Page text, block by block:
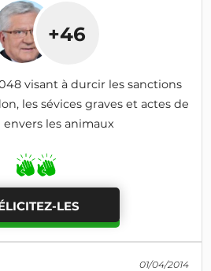
+46
visant à durcir les sanctions
les sévices graves et actes de
les animaux
LES
01/04/2014